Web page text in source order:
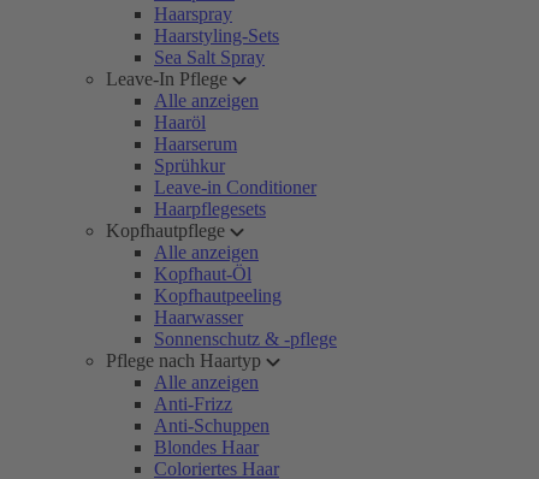
Haarspray
Haarstyling-Sets
Sea Salt Spray
Leave-In Pflege
Alle anzeigen
Haaröl
Haarserum
Sprühkur
Leave-in Conditioner
Haarpflegesets
Kopfhautpflege
Alle anzeigen
Kopfhaut-Öl
Kopfhautpeeling
Haarwasser
Sonnenschutz & -pflege
Pflege nach Haartyp
Alle anzeigen
Anti-Frizz
Anti-Schuppen
Blondes Haar
Coloriertes Haar